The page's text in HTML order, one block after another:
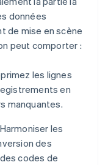
données
de mise en scène
peut comporter :
les lignes
en
manquantes.
Harmoniser les
des
codes de